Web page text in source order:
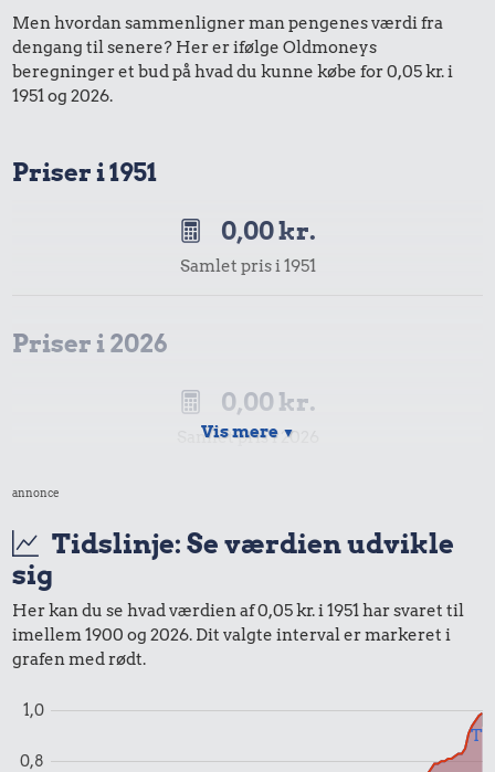
Men hvordan sammenligner man pengenes værdi fra
dengang til senere? Her er ifølge Oldmoneys
beregninger et bud på hvad du kunne købe for 0,05 kr. i
1951 og 2026.
Priser i 1951
0,00 kr.
Samlet pris i 1951
Priser i 2026
0,00 kr.
Samlet pris i 2026
Udvalgte varer fra danskernes indkøbskurv gennem tiderne.
datidskroner er på baggrund af forbrugerprisindekset fra
Vis mere ▼
annonce
Tidslinje: Se værdien udvikle
sig
Her kan du se hvad værdien af 0,05 kr. i 1951 har svaret til
imellem 1900 og 2026. Dit valgte interval er markeret i
grafen med rødt.
0,8
1,0
Til